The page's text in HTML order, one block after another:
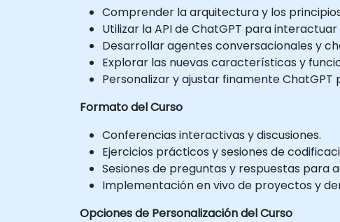
Comprender la arquitectura y los
Utilizar la API de ChatGPT para
Desarrollar agentes conversacionales y
Explorar las nuevas características y
Personalizar y ajustar finamente
Formato del Curso
Conferencias interactivas y discusiones.
Ejercicios prácticos y sesiones de
Sesiones de preguntas y respuestas para
Implementación en vivo de proyectos y
Opciones de Personalización del Curso